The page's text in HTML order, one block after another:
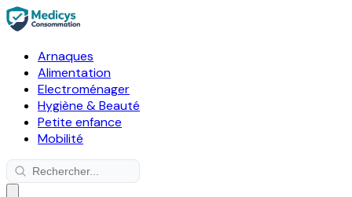
Arnaques
Alimentation
Electroménager
Hygiène & Beauté
Petite enfance
Mobilité